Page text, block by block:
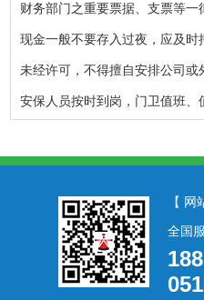
财务部门之重要票据、支票等一
现金一般不要存入过夜，应及时
未经许可，不得擅自安排公司或
安保人员按时到岗，门卫值班、
【 网
全国